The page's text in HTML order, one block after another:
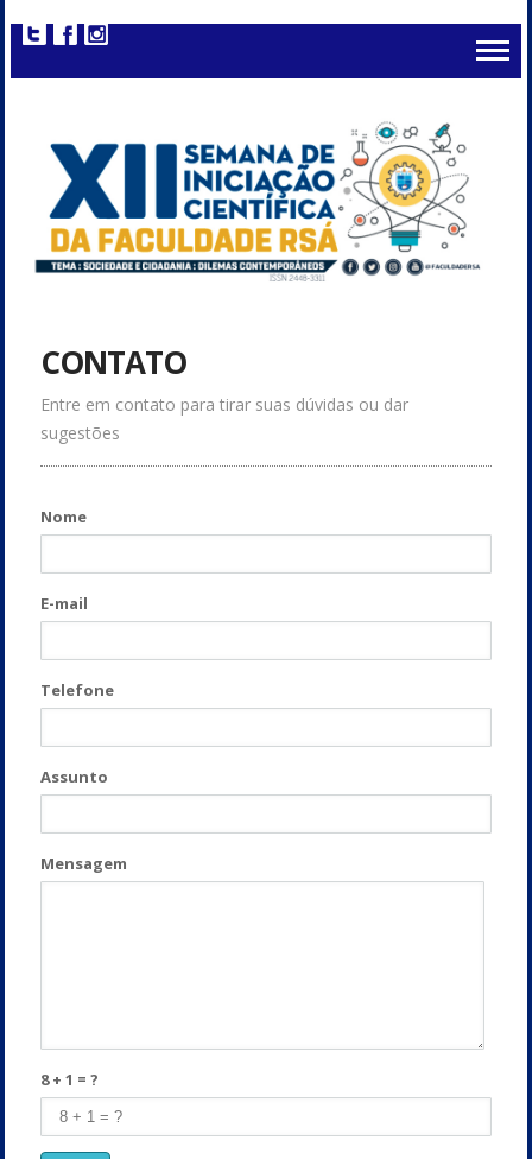
CONTATO
Entre em contato para tirar suas dúvidas ou dar
sugestões
Nome
E-mail
Telefone
Assunto
Mensagem
8 + 1 = ?